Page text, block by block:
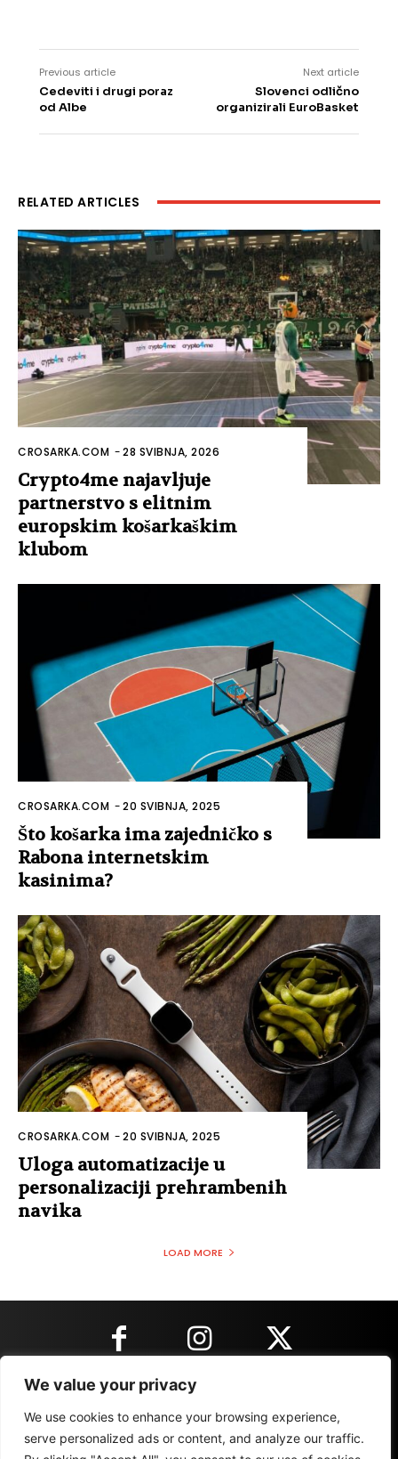
We value your privacy
We use cookies to enhance your browsing experience,
serve personalized ads or content, and analyze our traffic.
Previous article
Cedeviti i drugi poraz
od Albe
Next article
Slovenci odlično
organizirali EuroBasket
RELATED ARTICLES
CROSARKA.COM -28 SVIBNJA, 2026
Crypto4me najavljuje
partnerstvo s elitnim
europskim košarkaškim
klubom
CROSARKA.COM -20 SVIBNJA, 2025
Što košarka ima zajedničko s
Rabona internetskim
kasinima?
CROSARKA.COM -20 SVIBNJA, 2025
Uloga automatizacije u
personalizaciji prehrambenih
navika
LOAD MORE
KONTAKT INFORMACIJE